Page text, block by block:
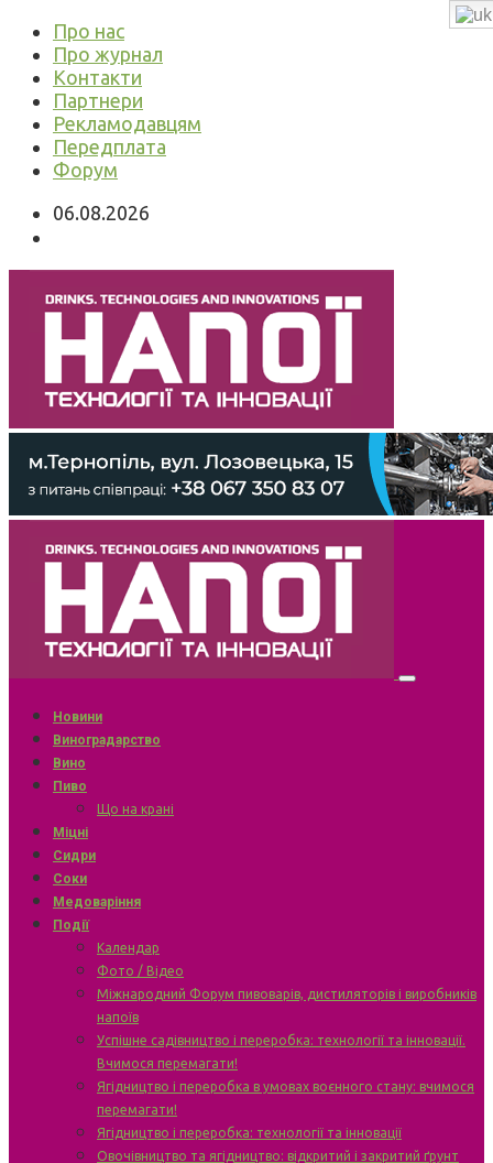
Про нас
Про журнал
Контакти
Партнери
Рекламодавцям
Передплата
Форум
06.08.2026
Новини
Виноградарство
Вино
Пиво
Що на крані
Міцні
Сидри
Соки
Медоваріння
Події
Календар
Фото / Відео
Міжнародний Форум пивоварів, дистиляторів і виробників
напоїв
Успішне садівництво і переробка: технології та інновації.
Вчимося перемагати!
Ягідництво і переробка в умовах воєнного стану: вчимося
перемагати!
Ягідництво і переробка: технології та інновації
Овочівництво та ягідництво: відкритий і закритий ґрунт